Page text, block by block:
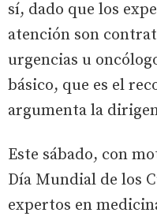
sí, dado que los
atención son
urgencias u
básico, que es el
argumenta la
Este sábado, con
Día Mundial de los
expertos en